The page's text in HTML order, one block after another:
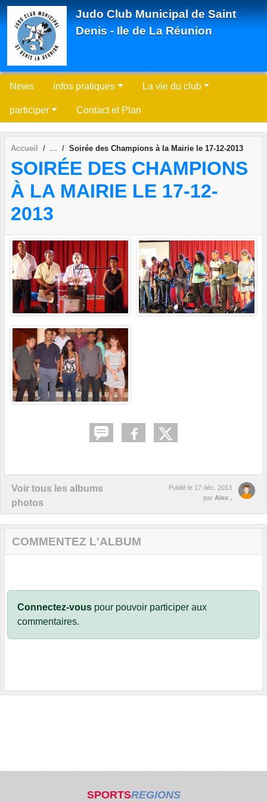
Judo Club Municipal de Saint
Denis - Ile de La Réunion
News infos pratiques La vie du club
participer Contact et Plan
Accueil Soirée des Champions à la Mairie le 17-12-2013
SOIRÉE DES CHAMPIONS
À LA MAIRIE LE 17-12-
2013
Voir tous les albums
photos
Publié le 17 déc. 2013
par Alex .
COMMENTEZ L'ALBUM
Connectez-vous pour pouvoir participer aux
commentaires.
SPORTSREGIONS
Panneau de gestion des cookies